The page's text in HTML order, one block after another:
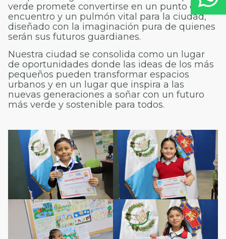
verde promete convertirse en un punto de
encuentro y un pulmón vital para la ciudad,
diseñado con la imaginación pura de quienes
serán sus futuros guardianes.
Nuestra ciudad se consolida como un lugar
de oportunidades donde las ideas de los más
pequeños pueden transformar espacios
urbanos y en un lugar que inspira a las
nuevas generaciones a soñar con un futuro
más verde y sostenible para todos.